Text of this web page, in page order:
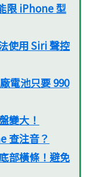
限 iPhone 型
使用 Siri 聲控
電池只要 990
變大！
查注音？
部橫條！避免